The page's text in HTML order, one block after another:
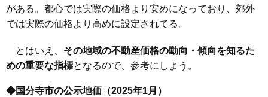
がある。都心では実際の価格より安めになっており、郊外
では実際の価格より高めに設定されてる。
とはいえ、 その地域の不動産価格の動向・傾向を知るた
めの重要な指標となるので、参考にしよう。
◆国分寺市の公示地価（2025年1月）